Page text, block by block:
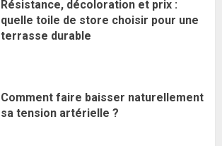
Résistance, décoloration et prix :
quelle toile de store choisir pour une
terrasse durable
Comment faire baisser naturellement
sa tension artérielle ?